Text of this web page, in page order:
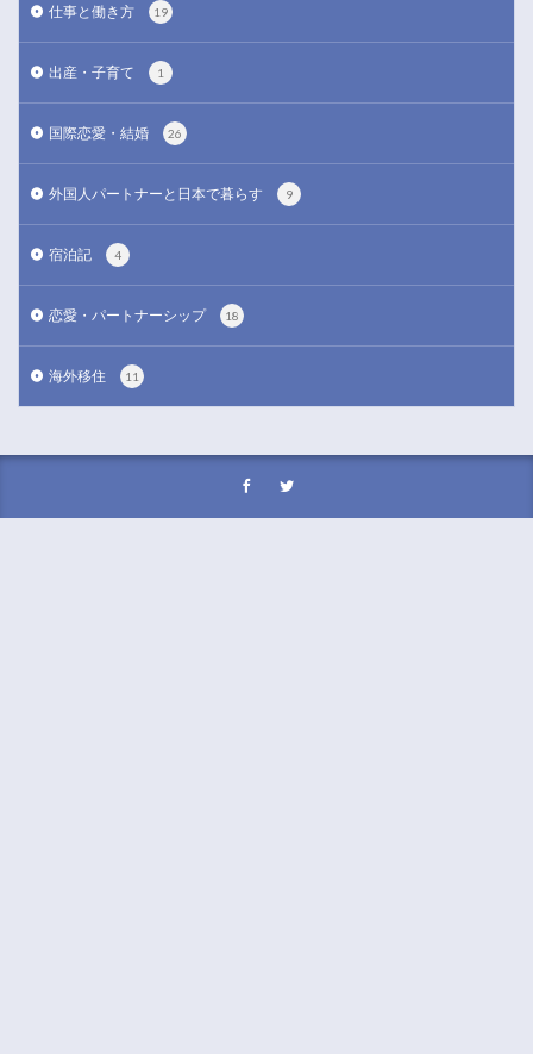
仕事と働き方 19
出産・子育て 1
国際恋愛・結婚 26
外国人パートナーと日本で暮らす 9
宿泊記 4
恋愛・パートナーシップ 18
海外移住 11